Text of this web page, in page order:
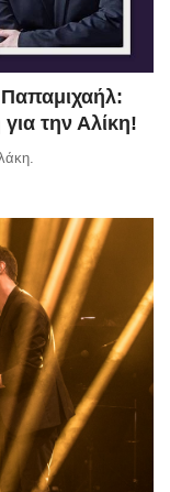
την Αλίκη!